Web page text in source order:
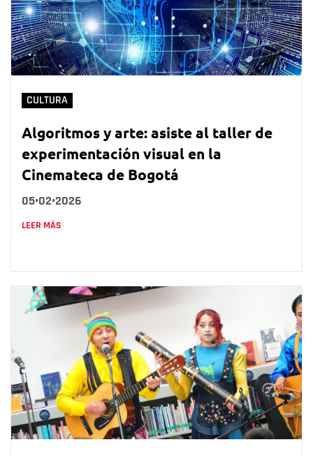
CULTURA
Algoritmos y arte: asiste al taller de
experimentación visual en la
Cinemateca de Bogotá
05•02•2026
LEER MÁS